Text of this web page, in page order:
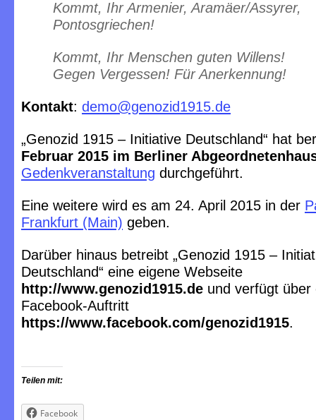
Kommt, Ihr Armenier, Aramäer/Assyrer,
Pontosgriechen!
Kommt, Ihr Menschen guten Willens!
Gegen Vergessen! Für Anerkennung!
Kontakt: demo@genozid1915.de
„Genozid 1915 – Initiative Deutschland“ hat
Februar 2015 im Berliner
Gedenkveranstaltung durchgeführt.
Eine weitere wird es am 24. April 2015 in der
Frankfurt (Main) geben.
Darüber hinaus betreibt „Genozid 1915 –
Deutschland“ eine eigene Webseite
http://www.genozid1915.de und verfügt über
Facebook-Auftritt
https://www.facebook.com/genozid1915.
Teilen mit:
Facebook